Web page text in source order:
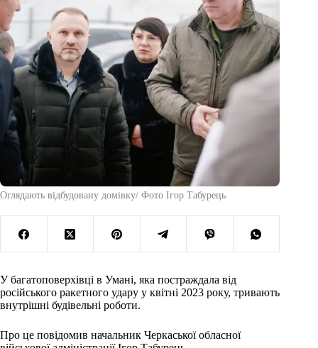
Оглядають відбудовану домівку/ Фото Ігор Табурець
У багатоповерхівці в Умані, яка постраждала від
російського ракетного удару у квітні 2023 року, тривають
внутрішні будівельні роботи.
Про це повідомив начальник Черкаської обласної